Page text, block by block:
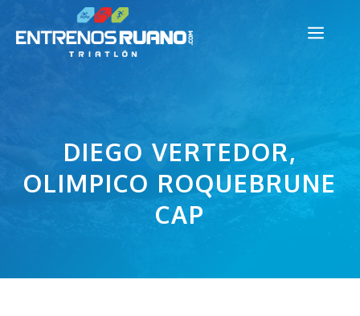
DIEGO VERTEDOR,
OLIMPICO ROQUEBRUNE
CAP